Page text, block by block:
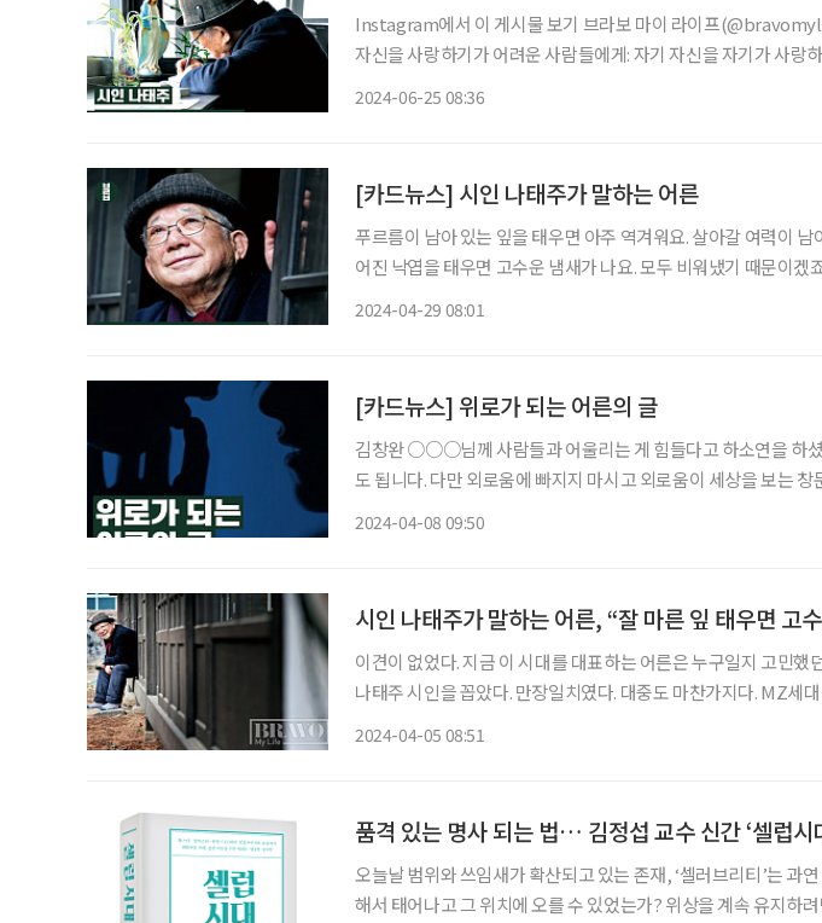
Instagram에서 이 게시물 보기 브라보 마이 라이프(@bravomylifemag)님의 공유 게시물
자신을 사랑하기가 어려운 사람들에게: 자기 자신을 자기가 사랑
2024-06-25 08:36
[카드뉴스] 시인 나태주가 말하는 어른
푸르름이 남아 있는 잎을 태우면 아주 역겨워요. 살아갈 여력이 남
어진 낙엽을 태우면 고수운 냄새가 나요. 모두 비워냈기 때문이겠
2024-04-29 08:01
[카드뉴스] 위로가 되는 어른의 글
김창완 ○○○님께 사람들과 어울리는 게 힘들다고 하소연을 하
도 됩니다. 다만 외로움에 빠지지 마시고 외로움이 세상을 보는 창
2024-04-08 09:50
시인 나태주가 말하는 어른, “잘 마른 잎 태우면 고
이견이 없었다. 지금 이 시대를 대표하는 어른은 누구일지 고민했
나태주 시인을 꼽았다. 만장일치였다. 대중도 마찬가지다. MZ세
2024-04-05 08:51
품격 있는 명사 되는 법… 김정섭 교수 신간 ‘셀럽시
오늘날 범위와 쓰임새가 확산되고 있는 존재, ‘셀러브리티’는 과
해서 태어나고 그 위치에 오를 수 있었는가? 위상을 계속 유지하